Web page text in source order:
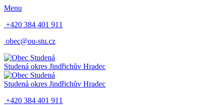
Menu
+420 384 401 911
obec@ou-stu.cz
Studená okres Jindřichův Hradec
Studená okres Jindřichův Hradec
+420 384 401 911